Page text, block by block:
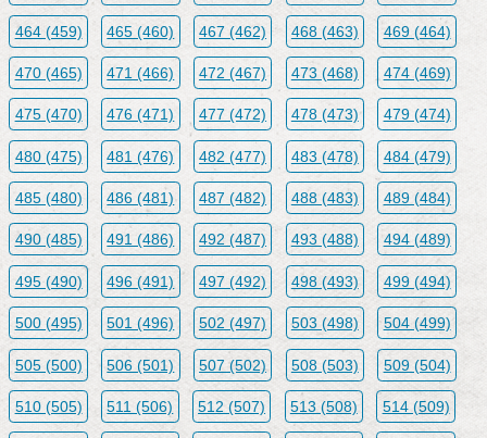
464 (459) 465 (460) 467 (462) 468 (463) 469 (464)
470 (465) 471 (466) 472 (467) 473 (468) 474 (469)
475 (470) 476 (471) 477 (472) 478 (473) 479 (474)
480 (475) 481 (476) 482 (477) 483 (478) 484 (479)
485 (480) 486 (481) 487 (482) 488 (483) 489 (484)
490 (485) 491 (486) 492 (487) 493 (488) 494 (489)
495 (490) 496 (491) 497 (492) 498 (493) 499 (494)
500 (495) 501 (496) 502 (497) 503 (498) 504 (499)
505 (500) 506 (501) 507 (502) 508 (503) 509 (504)
510 (505) 511 (506) 512 (507) 513 (508) 514 (509)